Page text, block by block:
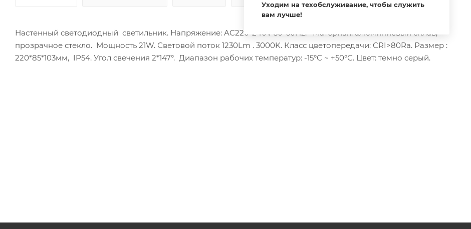
Настенный светодиодный светильник. Напряжение: AC220-240V 50-60Hz. Материал: алюминиевый сплав,
прозрачное стекло. Мощность 21W. Световой поток 1230Lm . 3000K. Класс цветопередачи: CRI>80Ra. Размер :
220*85*103мм, IP54. Угол свечения 2*147°. Диапазон рабочих температур: -15°С ~ +50°С. Цвет: темно серый.
Уходим на техобслуживание, чтобы служить
вам лучше!